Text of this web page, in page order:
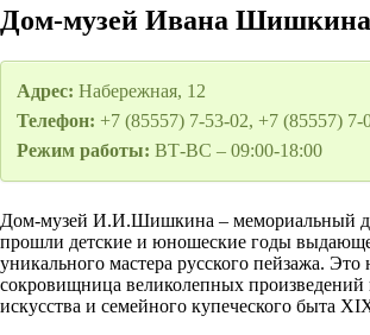
Дом-музей Ивана Шишкина
Адрес: Набережная, 12
Телефон: +7 (85557) 7-53-02, +7 (85557) 7-
Режим работы: ВТ-ВС – 09:00-18:00
Дом-музей И.И.Шишкина – мемориальный
прошли детские и юношеские годы
уникального мастера русского пейзажа. Это
сокровищница великолепных произведений
искусства и семейного купеческого быта